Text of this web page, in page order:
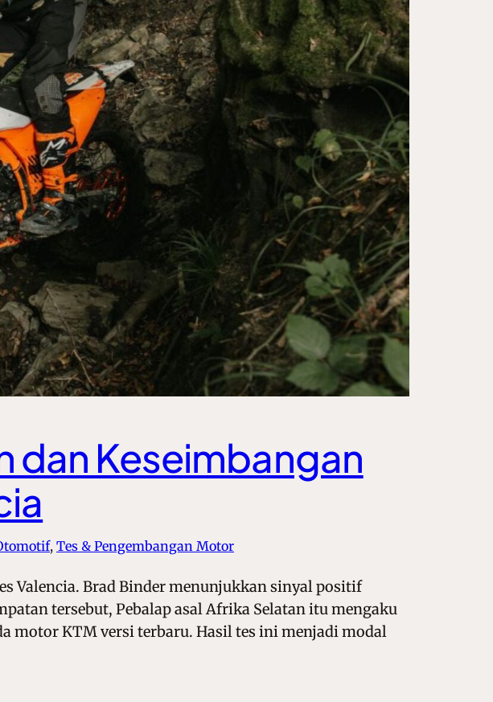
dan Keseimbangan
, Tes & Pengembangan Motor
Valencia. Brad Binder menunjukkan sinyal positif
tersebut, Pebalap asal Afrika Selatan itu mengaku
motor KTM versi terbaru. Hasil tes ini menjadi modal